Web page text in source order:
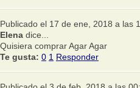
Publicado el 17 de ene, 2018 a las
Elena dice...
Quisiera comprar Agar Agar
Te gusta: 0 1 Responder